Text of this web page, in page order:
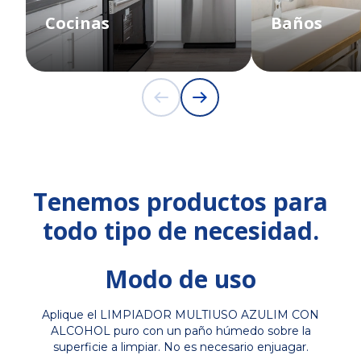
Cocinas Baños
Tenemos productos para
todo tipo de necesidad.
Modo de uso
Aplique el LIMPIADOR MULTIUSO AZULIM CON
ALCOHOL puro con un paño húmedo sobre la
superficie a limpiar. No es necesario enjuagar.